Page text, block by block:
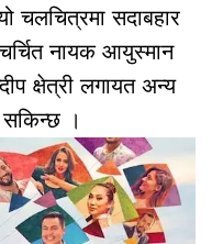
चलचित्रमा सदाबहार
नायक आयुस्मान
क्षेत्री लगायत अन्य
।